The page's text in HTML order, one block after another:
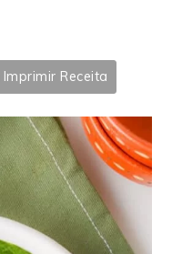
Imprimir Receita